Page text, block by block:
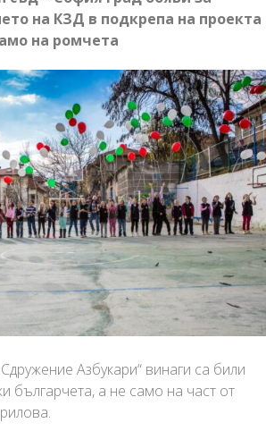
на КЗД в подкрепа на проекта
на ромчета
Азбукари“ винаги са били
българчета, а не само на част от